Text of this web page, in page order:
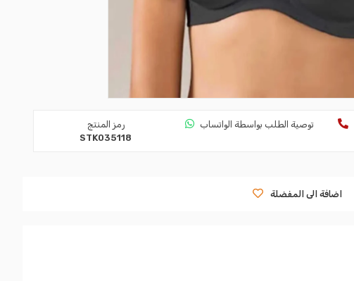
رمز المنتج
STK035118
توصية الطلب بواسطة الواتساب
اضافة الى المفضلة